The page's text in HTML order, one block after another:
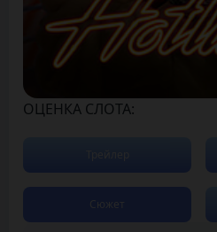
ОЦЕНКА СЛОТА:
Сюжет